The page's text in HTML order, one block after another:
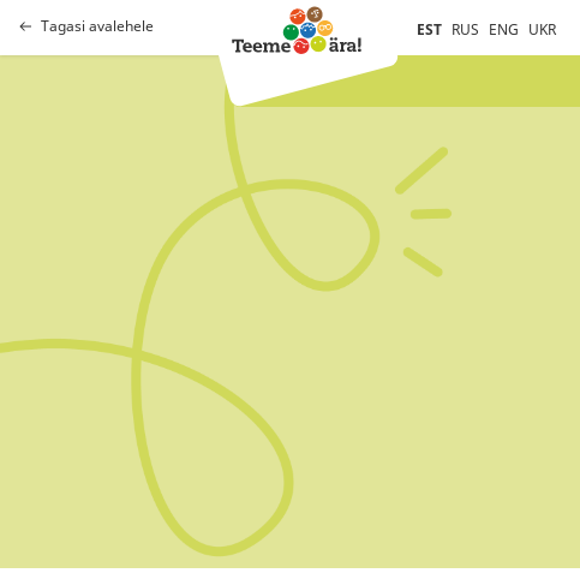
Tagasi avalehele EST RUS ENG UKR